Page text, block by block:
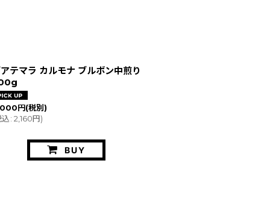
テマラ カルモナ ブルボン中煎り
円(税別)
: 2,160円)
BUY